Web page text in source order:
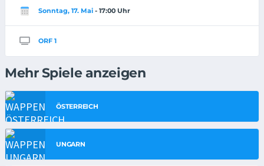
Sonntag, 17. Mai - 17:00 Uhr
ORF 1
Mehr Spiele anzeigen
ÖSTERREICH
UNGARN